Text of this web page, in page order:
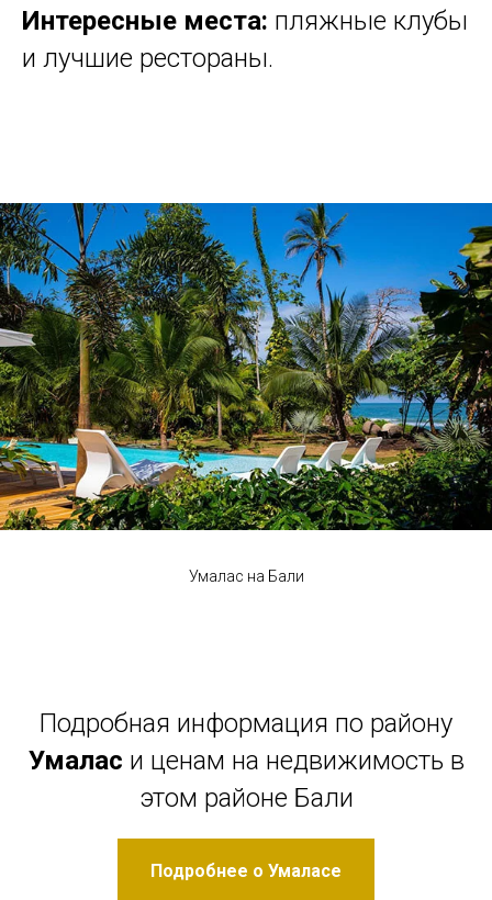
Интересные места: пляжные клубы
и лучшие рестораны.
Умалас на Бали
Подробная информация по району
Умалас и ценам на недвижимость в
этом районе Бали
Подробнее о Умаласе